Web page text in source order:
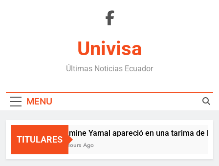
Univisa
Últimas Noticias Ecuador
MENU
TITULARES
Lamine Yamal apareció en una tarima de
9 Hours Ago